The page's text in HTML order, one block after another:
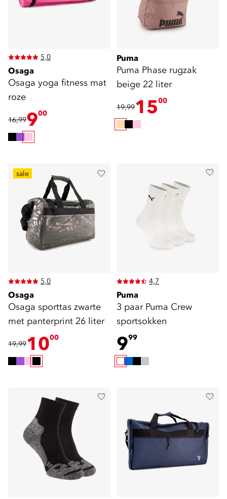
5,0
Osaga
Osaga yoga fitness mat
roze
16,99900
Puma
Puma Phase rugzak
beige 22 liter
19,991500
sale
5,0
Osaga
Osaga sporttas zwarte
met panterprint 26 liter
19,991000
4,7
Puma
3 paar Puma Crew
sportsokken
999